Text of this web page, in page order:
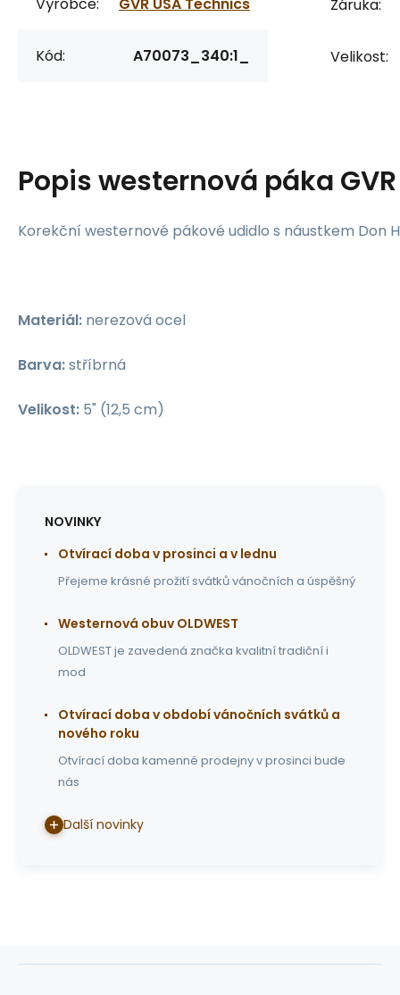
Kód: A70073_340:1_
Záruka:
Velikost:
Popiswesternová páka GVR
Korekční westernové pákové udidlo s náustkem Don
Materiál: nerezová ocel
Barva:stříbrná
Velikost: 5" (12,5 cm)
NOVINKY
Otvírací doba v prosinci a v lednu
Přejeme krásné prožití svátků vánočních a úspěšný
Westernová obuv OLDWEST
OLDWEST je zavedená značka kvalitní tradiční i
mod
Otvírací doba v období vánočních svátků a
nového roku
Otvírací doba kamenné prodejny v prosinci bude
nás
Další novinky